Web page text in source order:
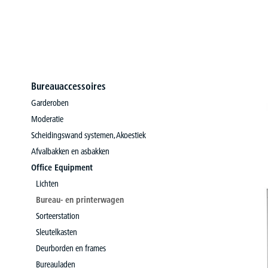
Bureauaccessoires
Garderoben
Moderatie
Scheidingswand systemen, Akoestiek
Afvalbakken en asbakken
Office Equipment
Lichten
Bureau- en printerwagen
Sorteerstation
Sleutelkasten
Deurborden en frames
Bureauladen